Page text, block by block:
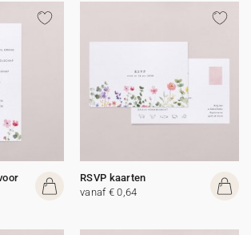
RSVP kaarten
vanaf € 0,64